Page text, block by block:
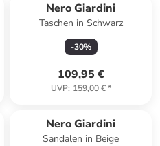
Nero Giardini
Taschen in Schwarz
-30%
109,95 €
UVP: 159,00 €*
Nero Giardini
Sandalen in Beige